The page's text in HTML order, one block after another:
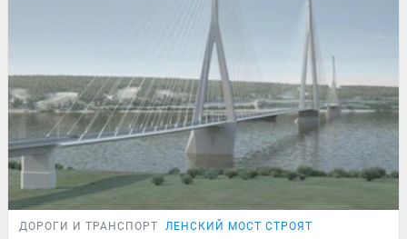
ДОРОГИ И ТРАНСПОРТ ЛЕНСКИЙ МОСТ СТРОЯТ